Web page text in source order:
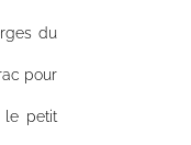
du
pour
le petit